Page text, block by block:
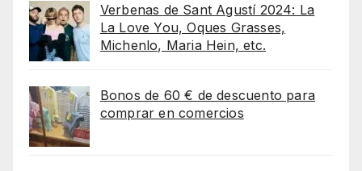
Verbenas de Sant Agustí 2024: La
La Love You, Oques Grasses,
Michenlo, Maria Hein, etc.
Bonos de 60 € de descuento para
comprar en comercios